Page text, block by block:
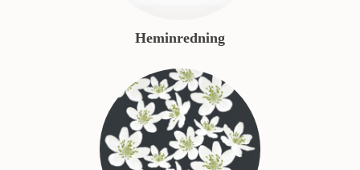
Heminredning